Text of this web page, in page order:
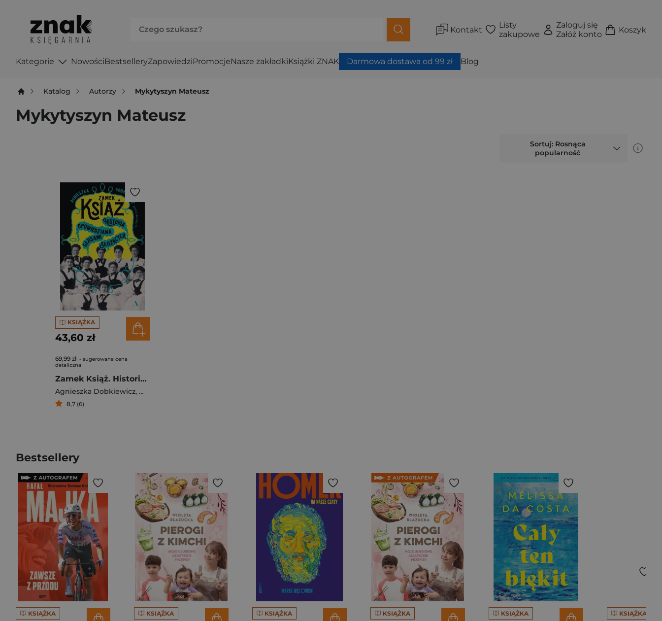
Kontakt
Listy
zakupowe
Zaloguj się
Załóż konto
Koszyk
Kategorie NowościBestselleryZapowiedziPromocjeNasze zakładkiKsiążki ZNAK Darmowa dostawa od 99 zł Blog
Katalog Autorzy Mykytyszyn Mateusz
Mykytyszyn Mateusz
Sortuj: Rosnąca
popularność
KSIĄŻKA
43,60 zł
69,99 zł - sugerowana cena
detaliczna
Zamek Książ. Historia opowiedziana głosami służących
Agnieszka Dobkiewicz, Mykytyszyn Mateusz
8,7 (6)
Bestsellery
KSIĄŻKA KSIĄŻKA KSIĄŻKA KSIĄŻKA KSIĄŻKA KSIĄŻKA